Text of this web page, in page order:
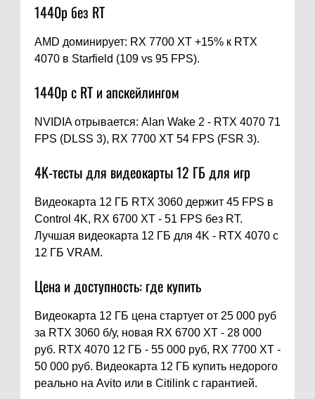
1440p без RT
AMD доминирует: RX 7700 XT +15% к RTX
4070 в Starfield (109 vs 95 FPS).
1440p с RT и апскейлингом
NVIDIA отрывается: Alan Wake 2 - RTX 4070 71
FPS (DLSS 3), RX 7700 XT 54 FPS (FSR 3).
4K-тесты для видеокарты 12 ГБ для игр
Видеокарта 12 ГБ RTX 3060 держит 45 FPS в
Control 4K, RX 6700 XT - 51 FPS без RT.
Лучшая видеокарта 12 ГБ для 4K - RTX 4070 с
12 ГБ VRAM.
Цена и доступность: где купить
Видеокарта 12 ГБ цена стартует от 25 000 руб
за RTX 3060 б/у, новая RX 6700 XT - 28 000
руб. RTX 4070 12 ГБ - 55 000 руб, RX 7700 XT -
50 000 руб. Видеокарта 12 ГБ купить недорого
реально на Avito или в Citilink с гарантией.